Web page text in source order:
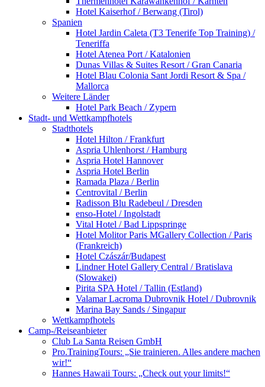
Hotel Kaiserhof / Berwang (Tirol)
Spanien
Hotel Jardin Caleta (T3 Tenerife Top Training) /
Teneriffa
Hotel Atenea Port / Katalonien
Dunas Villas & Suites Resort / Gran Canaria
Hotel Blau Colonia Sant Jordi Resort & Spa /
Mallorca
Weitere Länder
Hotel Park Beach / Zypern
Stadt- und Wettkampfhotels
Stadthotels
Hotel Hilton / Frankfurt
Aspria Uhlenhorst / Hamburg
Aspria Hotel Hannover
Aspria Hotel Berlin
Ramada Plaza / Berlin
Centrovital / Berlin
Radisson Blu Radebeul / Dresden
enso-Hotel / Ingolstadt
Vital Hotel / Bad Lippspringe
Hotel Molitor Paris MGallery Collection / Paris
(Frankreich)
Hotel Czászár/Budapest
Lindner Hotel Gallery Central / Bratislava
(Slowakei)
Pirita SPA Hotel / Tallin (Estland)
Valamar Lacroma Dubrovnik Hotel / Dubrovnik
Marina Bay Sands / Singapur
Wettkampfhotels
Camp-/Reiseanbieter
Club La Santa Reisen GmbH
Pro.TrainingTours: „Sie trainieren. Alles andere machen
wir!“
Hannes Hawaii Tours: „Check out your limits!“